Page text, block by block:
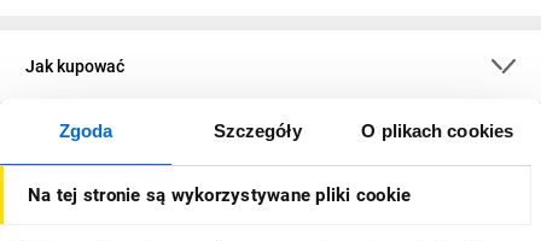
Zgoda Szczegóły O plikach cookies
Na tej stronie są wykorzystywane pliki cookie
Jak kupować
O firmie